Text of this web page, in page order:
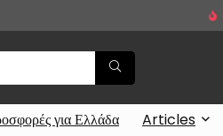
για Ελλάδα Articles